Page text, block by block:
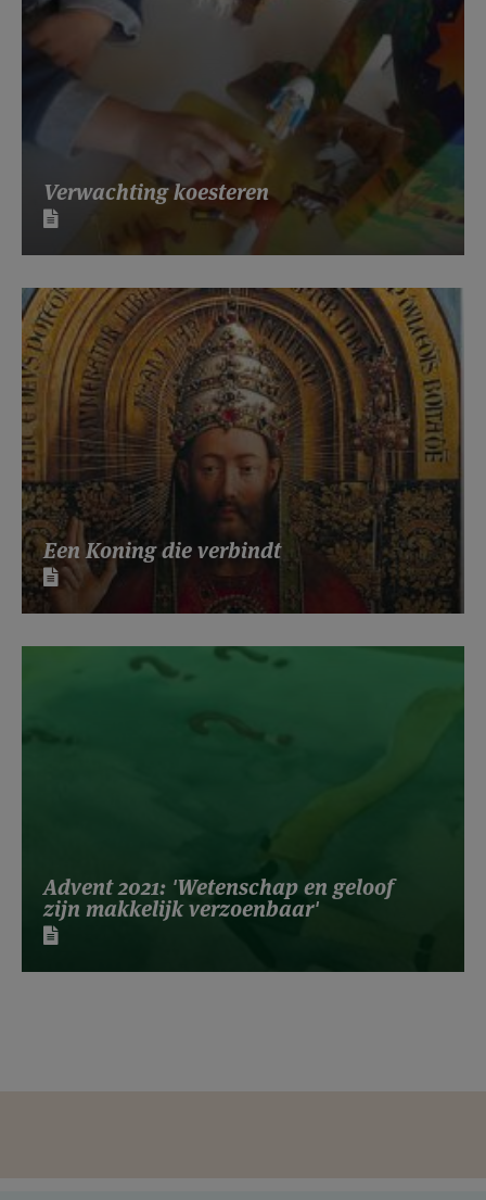
Verwachting koesteren
Een Koning die verbindt
Advent 2021: 'Wetenschap en geloof
zijn makkelijk verzoenbaar'